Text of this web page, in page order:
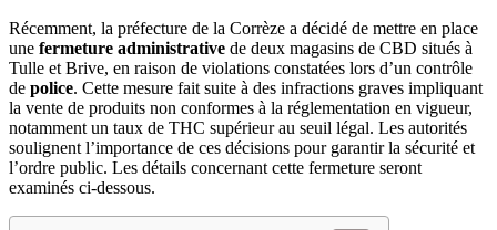
Récemment, la préfecture de la Corrèze a décidé de mettre en place
une fermeture administrative de deux magasins de CBD situés à
Tulle et Brive, en raison de violations constatées lors d’un contrôle
de police. Cette mesure fait suite à des infractions graves impliquant
la vente de produits non conformes à la réglementation en vigueur,
notamment un taux de THC supérieur au seuil légal. Les autorités
soulignent l’importance de ces décisions pour garantir la sécurité et
l’ordre public. Les détails concernant cette fermeture seront
examinés ci-dessous.